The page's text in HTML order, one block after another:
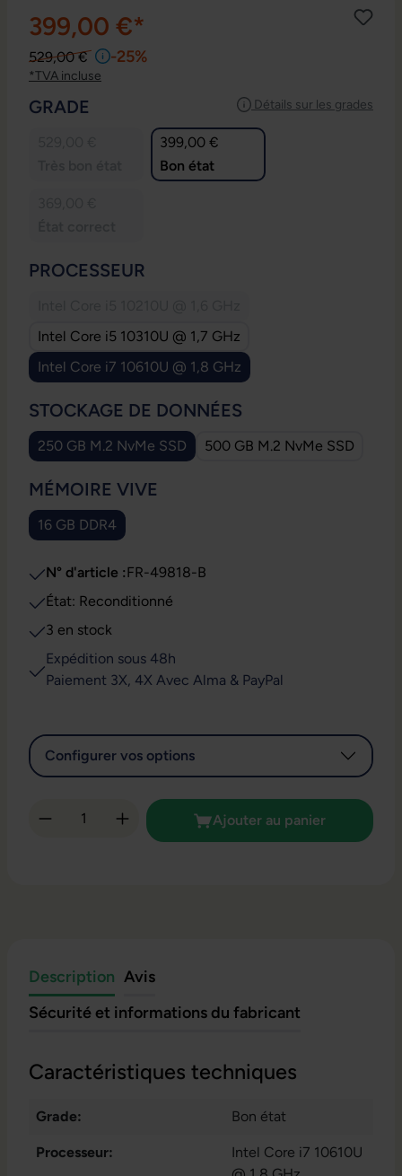
399,00 €*
529,00 € -25%
*TVA incluse
Détails sur les grades
SÉLECTIONNEZ
GRADE
399,00 €
Bon état
SÉLECTIONNEZ
PROCESSEUR
Intel Core i5 10310U @ 1,7 GHz
Intel Core i7 10610U @ 1,8 GHz
SÉLECTIONNEZ
STOCKAGE DE DONNÉES
250 GB M.2 NvMe SSD 500 GB M.2 NvMe SSD
SÉLECTIONNEZ
MÉMOIRE VIVE
16 GB DDR4
N° d'article :FR-49818-B
État: Reconditionné
3 en stock
Expédition sous 48h
Paiement 3X, 4X Avec Alma & PayPal
Configurer vos options
Quantité de produit : Entrez la quantité
Ajouter au panier
Description Avis
Sécurité et informations du fabricant
Caractéristiques techniques
Grade: Bon état
Processeur:
Intel Core i7 10610U